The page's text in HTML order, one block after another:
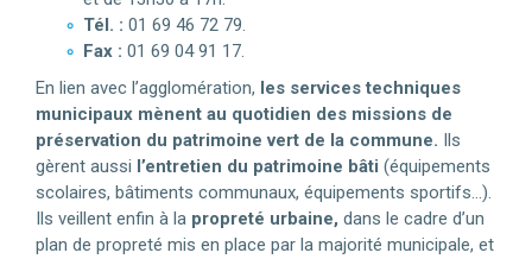
Tél. : 01 69 46 72 79.
Fax : 01 69 04 91 17.
En lien avec l’agglomération, les services techniques
municipaux mènent au quotidien des missions de
préservation du patrimoine vert de la commune. Ils
gèrent aussi l’entretien du patrimoine bâti (équipements
scolaires, bâtiments communaux, équipements sportifs…).
Ils veillent enfin à la propreté urbaine, dans le cadre d’un
plan de propreté mis en place par la majorité municipale, et